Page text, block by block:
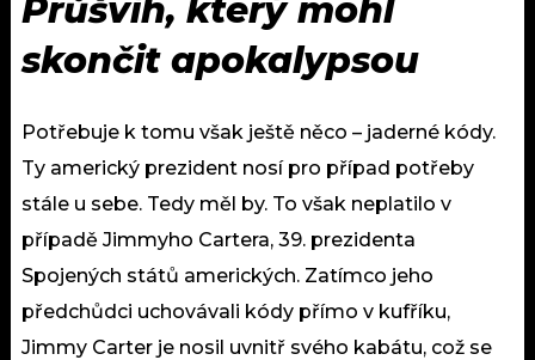
Průšvih, který mohl
skončit apokalypsou
Potřebuje k tomu však ještě něco – jaderné kódy.
Ty americký prezident nosí pro případ potřeby
stále u sebe. Tedy měl by. To však neplatilo v
případě Jimmyho Cartera, 39. prezidenta
Spojených států amerických. Zatímco jeho
předchůdci uchovávali kódy přímo v kufříku,
Jimmy Carter je nosil uvnitř svého kabátu, což se